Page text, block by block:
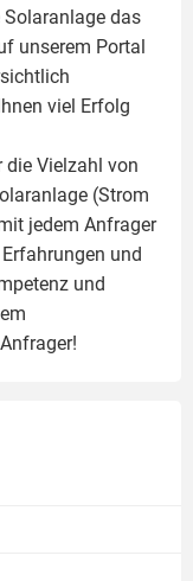
Solaranlage das
unserem Portal
viel Erfolg
die Vielzahl von
(Strom
jedem Anfrager
und
und